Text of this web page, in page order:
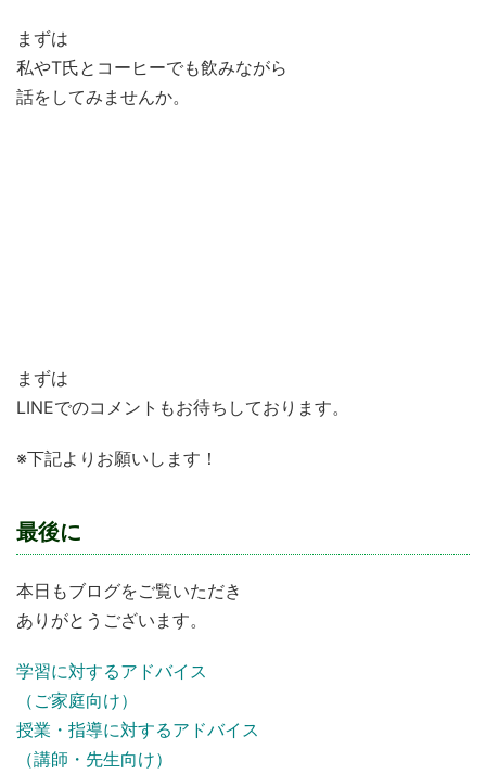
まずは
私やT氏とコーヒーでも飲みながら
話をしてみませんか。
まずは
LINEでのコメントもお待ちしております。
※下記よりお願いします！
最後に
本日もブログをご覧いただき
ありがとうございます。
学習に対するアドバイス
（ご家庭向け）
授業・指導に対するアドバイス
（講師・先生向け）